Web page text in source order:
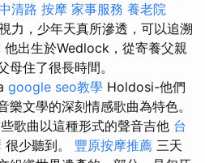
清路 按摩 家事服務 養老院
力，少年天真所滲透，可以追溯
他出生於Wedlock，從寄養父親
住了很長時間。
google seo教學 Holdosi-他們
樂文學的深刻情感歌曲為特色。
歌曲以這種形式的聲音吉他 台
很少聽到。 豐原按摩推薦 三天